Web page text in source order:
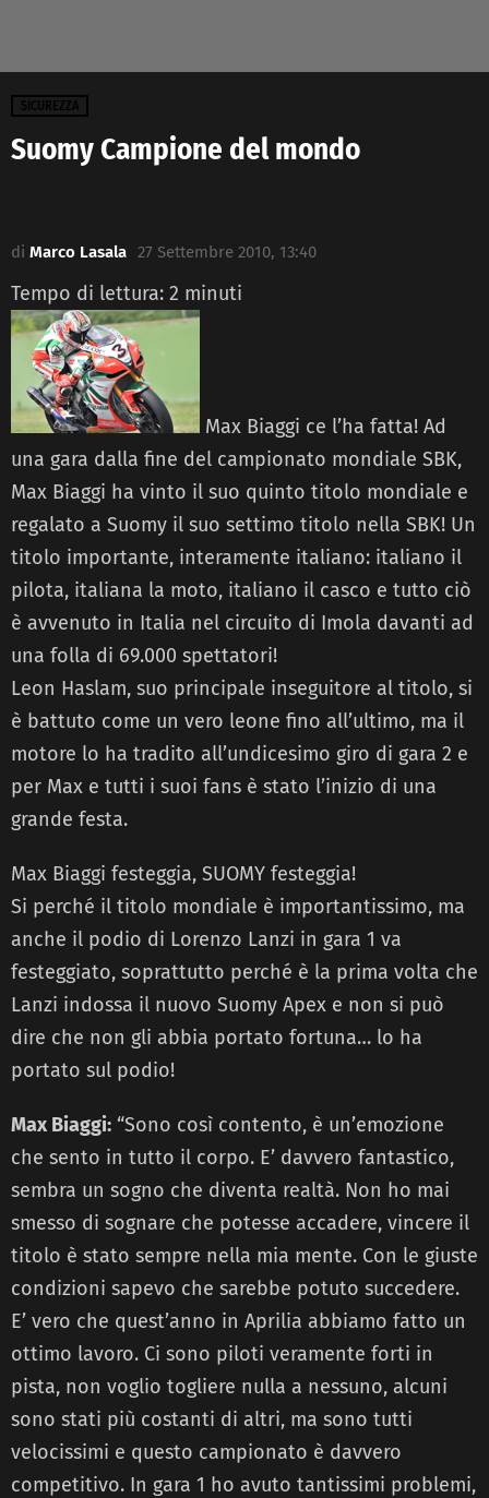
SICUREZZA
Suomy Campione del mondo
di Marco Lasala 27 Settembre 2010, 13:40
Tempo di lettura: 2 minuti
Max Biaggi ce l’ha fatta! Ad
una gara dalla fine del campionato mondiale SBK,
Max Biaggi ha vinto il suo quinto titolo mondiale e
regalato a Suomy il suo settimo titolo nella SBK! Un
titolo importante, interamente italiano: italiano il
pilota, italiana la moto, italiano il casco e tutto ciò
è avvenuto in Italia nel circuito di Imola davanti ad
una folla di 69.000 spettatori!
Leon Haslam, suo principale inseguitore al titolo, si
è battuto come un vero leone fino all’ultimo, ma il
motore lo ha tradito all’undicesimo giro di gara 2 e
per Max e tutti i suoi fans è stato l’inizio di una
grande festa.
Max Biaggi festeggia, SUOMY festeggia!
Si perché il titolo mondiale è importantissimo, ma
anche il podio di Lorenzo Lanzi in gara 1 va
festeggiato, soprattutto perché è la prima volta che
Lanzi indossa il nuovo Suomy Apex e non si può
dire che non gli abbia portato fortuna… lo ha
portato sul podio!
Max Biaggi: “Sono così contento, è un’emozione
che sento in tutto il corpo. E’ davvero fantastico,
sembra un sogno che diventa realtà. Non ho mai
smesso di sognare che potesse accadere, vincere il
titolo è stato sempre nella mia mente. Con le giuste
condizioni sapevo che sarebbe potuto succedere.
E’ vero che quest’anno in Aprilia abbiamo fatto un
ottimo lavoro. Ci sono piloti veramente forti in
pista, non voglio togliere nulla a nessuno, alcuni
sono stati più costanti di altri, ma sono tutti
velocissimi e questo campionato è davvero
competitivo. In gara 1 ho avuto tantissimi problemi,